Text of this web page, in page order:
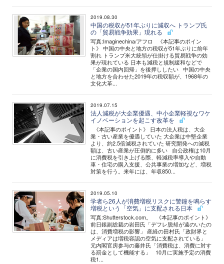
2019.08.30
中国の税収が51年ぶりに減収へ トランプ氏
の「貿易戦争効果」現れる
写真:Imaginechina/アフロ 《本記事のポイン
ト》 中国の中央と地方の税収が51年ぶりに前年
割れ トランプ米大統領が仕掛ける貿易戦争の効
果が現れている 日本も減税と規制緩和などで
「企業の国内回帰」を後押ししたい 中国の中央
と地方を合わせた2019年の税収額が、1968年の
文化大革...
2019.07.15
法人減税が大企業優遇、中小企業軽視なワケ
イノベーションを起こす改革を
《本記事のポイント》 日本の法人税は、大企
業・古い産業を優遇していた 大企業は中堅企業
より、約2.5倍減税されていた 研究開発への減税
額は、古い産業が圧倒的に多い 自公政権は10月
に消費税を引き上げる際、軽減税率導入や自動
車・住宅の購入支援、公共事業の増加など、増税
対策を行う。来年には、年収850...
2019.05.10
学者ら26人が消費増税リスクに警鐘を鳴らす
増税という「空気」に支配される日本
写真:Shutterstock.com。 《本記事のポイント》
前日銀副総裁の岩田氏「デフレ脱却が遠のいたの
は、消費増税の影響」 産経の田村氏「政財界と
メディアは増税容認の空気に支配されている」
元内閣官房参与の藤井氏「消費税は、消費に対す
る罰金として機能する」 10月に実施予定の消費
税1...